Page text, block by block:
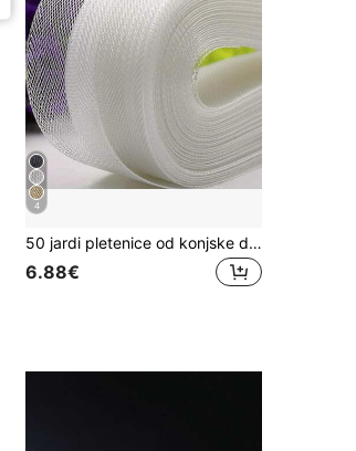
4
50 jardi pletenice od konjske dlake, oko 5 cm (oko 5 cm), poliesterske kosti za šivanje, pribor za vjenčanice, kruta mreža za latino plesove, podstava ruba podsuknji, dostupno u crnoj, bijeloj i prozirnoj boji za ljeto, školu
6.88€